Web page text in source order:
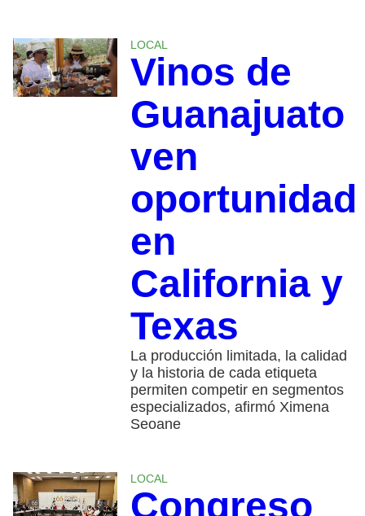
LOCAL
Vinos de
Guanajuato
ven
oportunidad
en
California y
Texas
La producción limitada, la calidad
y la historia de cada etiqueta
permiten competir en segmentos
especializados, afirmó Ximena
Seoane
LOCAL
Congreso